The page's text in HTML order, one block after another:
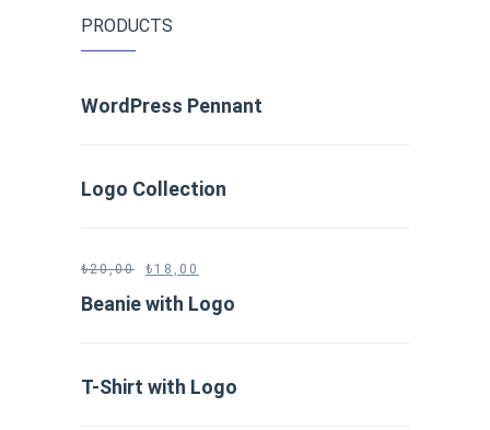
PRODUCTS
WordPress Pennant
Logo Collection
₺20,00 ₺ 18,00
Beanie with Logo
T-Shirt with Logo